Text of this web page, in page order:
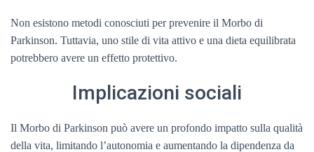
Non esistono metodi conosciuti per prevenire il Morbo di
Parkinson. Tuttavia, uno stile di vita attivo e una dieta equilibrata
potrebbero avere un effetto protettivo.
Implicazioni sociali
Il Morbo di Parkinson può avere un profondo impatto sulla qualità
della vita, limitando l’autonomia e aumentando la dipendenza da